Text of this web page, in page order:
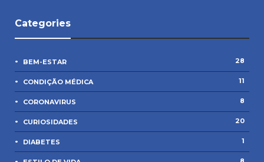
Categories
BEM-ESTAR 28
CONDIÇÃO MÉDICA 11
CORONAVIRUS 8
CURIOSIDADES 20
DIABETES 1